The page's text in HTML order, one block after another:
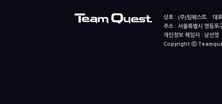
상호 : (주)팀퀘스트 대
주소 : 서울특별시 영등
개인정보 책임자 : 남
Copyright ⓒ